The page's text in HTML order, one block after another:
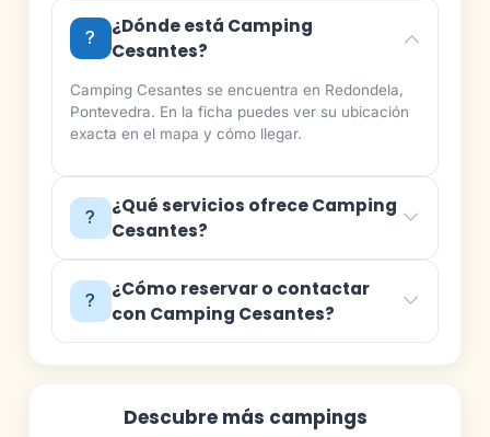
¿Dónde está Camping
Cesantes?
Camping Cesantes se encuentra en Redondela,
Pontevedra. En la ficha puedes ver su ubicación
exacta en el mapa y cómo llegar.
¿Qué servicios ofrece Camping
Cesantes?
¿Cómo reservar o contactar
con Camping Cesantes?
Descubre más campings